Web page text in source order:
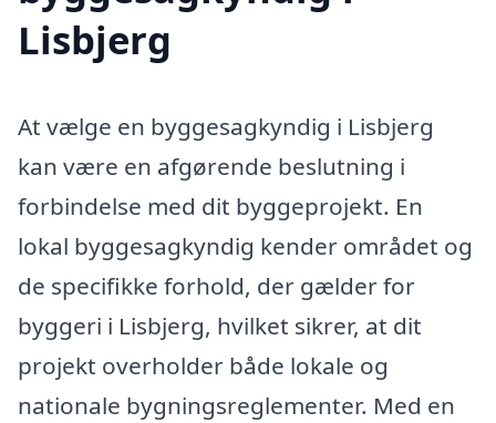
Lisbjerg
At vælge en byggesagkyndig i Lisbjerg
kan være en afgørende beslutning i
forbindelse med dit byggeprojekt. En
lokal byggesagkyndig kender området og
de specifikke forhold, der gælder for
byggeri i Lisbjerg, hvilket sikrer, at dit
projekt overholder både lokale og
nationale bygningsreglementer. Med en